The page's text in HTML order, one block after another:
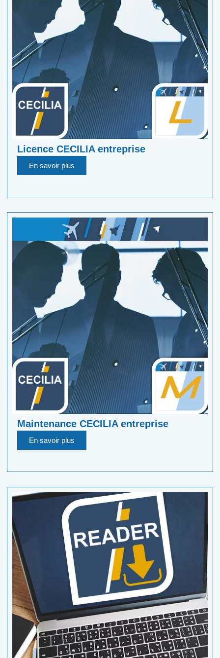
Licence CECILIA entreprise
En savoir plus
Maintenance CECILIA entreprise
En savoir plus